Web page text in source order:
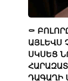
⚰️
ԱՅԼԵՎՍ
ՍԿՍԵՑ
ԴԱԳԱՂԻ